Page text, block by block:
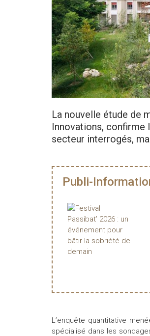
La nouvelle étude de
Innovations, confirme
secteur interrogés,
Publi-
L’enquête quantitative
spécialisé dans les